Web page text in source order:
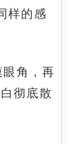
样的感
角，再
彻底散